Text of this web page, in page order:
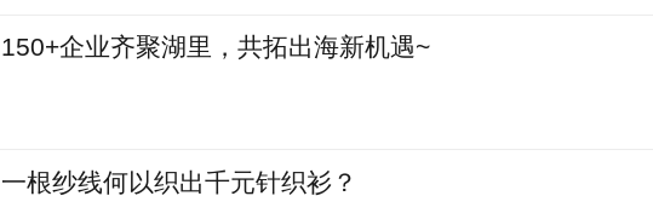
150+企业齐聚湖里，共拓出海新机遇~
一根纱线何以织出千元针织衫？